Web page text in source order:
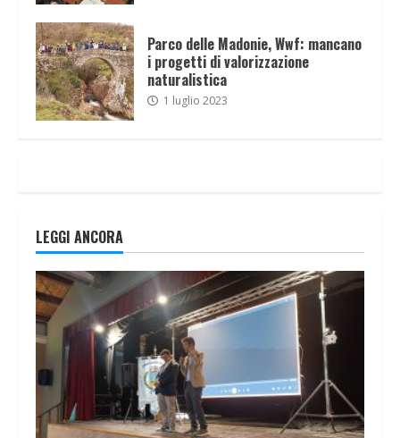
Parco delle Madonie, Wwf: mancano
i progetti di valorizzazione
naturalistica
1 luglio 2023
LEGGI ANCORA